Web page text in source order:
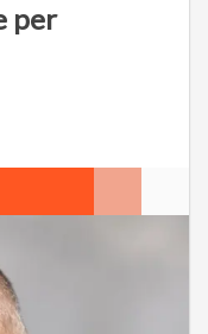
per